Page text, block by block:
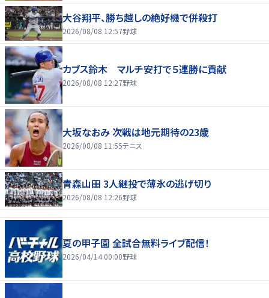
大谷翔平、勝ち越しの絶好機で併殺打
2026/08/08 12:57野球
カブス鈴木 マルチ安打で５連勝に貢献
2026/08/08 12:27野球
大坂なおみ 次戦は地元期待の23歳
2026/08/08 11:55テニス
青森山田 3人継投で薄氷の逃げ切り
2026/08/08 12:26野球
夏の甲子園 全試合無料ライブ配信！
2026/04/14 00:00野球